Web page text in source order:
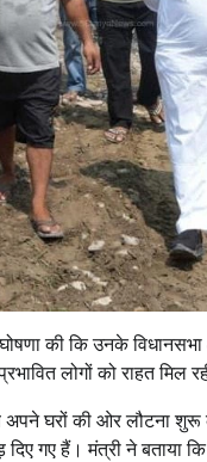
की कि उनके विधानसभा
लोगों को राहत मिल
अपने घरों की ओर लौटना
गए हैं। मंत्री ने बताया